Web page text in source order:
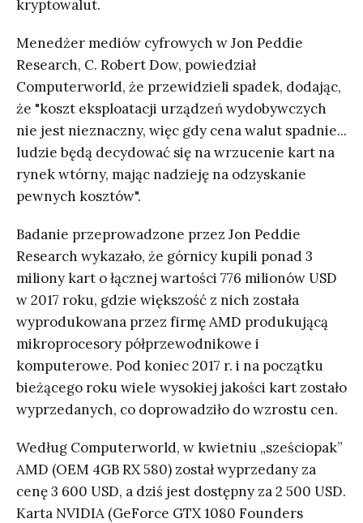
kryptowalut.
Menedżer mediów cyfrowych w Jon Peddie
Research, C. Robert Dow, powiedział
Computerworld, że przewidzieli spadek, dodając,
że "koszt eksploatacji urządzeń wydobywczych
nie jest nieznaczny, więc gdy cena walut spadnie...
ludzie będą decydować się na wrzucenie kart na
rynek wtórny, mając nadzieję na odzyskanie
pewnych kosztów".
Badanie przeprowadzone przez Jon Peddie
Research wykazało, że górnicy kupili ponad 3
miliony kart o łącznej wartości 776 milionów USD
w 2017 roku, gdzie większość z nich została
wyprodukowana przez firmę AMD produkującą
mikroprocesory półprzewodnikowe i
komputerowe. Pod koniec 2017 r. i na początku
bieżącego roku wiele wysokiej jakości kart zostało
wyprzedanych, co doprowadziło do wzrostu cen.
Według Computerworld, w kwietniu „sześciopak”
AMD (OEM 4GB RX 580) został wyprzedany za
cenę 3 600 USD, a dziś jest dostępny za 2 500 USD.
Karta NVIDIA (GeForce GTX 1080 Founders